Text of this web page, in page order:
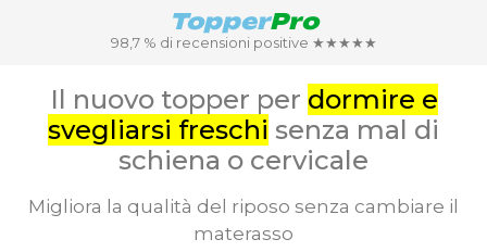
TopperPro
98,7 % di recensioni positive ★★★★★
Il nuovo topper per dormire e
svegliarsi freschi senza mal di
schiena o cervicale
Migliora la qualità del riposo senza cambiare il
materasso